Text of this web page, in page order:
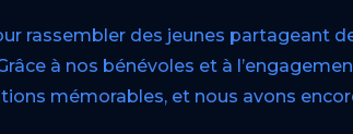
rassembler des jeunes partageant
à nos bénévoles et à
mémorables, et nous avons